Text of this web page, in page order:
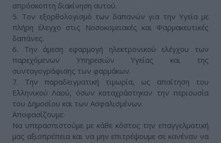
απρόσκοπτη διακίνηση αυτού.
5. Τον εξορθολογισμό των δαπανών για την Υγεία με
πλήρη έλεγχο στις Νοσοκομειακές και Φαρμακευτικές
δαπάνες.
6. Την άμεση εφαρμογή ηλεκτρονικού ελέγχου των
παρεχόμενων Υπηρεσιών Υγείας και της
συνταγογράφισης των φαρμάκων.
7. Την παραδειγματική τιμωρία, ως απαίτηση του
Ελληνικού Λαού, όσων καταχράστηκαν την περιουσία
του Δημοσίου και των Ασφαλισμένων.
Αποφασίζουμε:
Να υπερασπιστούμε με κάθε κόστος την επαγγελματική
μας αξιοπρέπεια και να μην επιτρέψουμε σε κανέναν να